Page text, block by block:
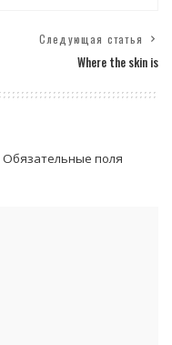
Следующая статья
Where the skin is
Обязательные поля